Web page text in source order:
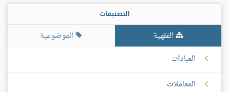
التصنيفات
الفقهية
الموضوعية
العبادات
المعاملات